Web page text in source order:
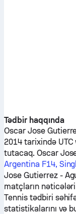
Tədbir haqqında
Oscar Jose
2014 tarixində UTC
tutacaq. Oscar
Argentina F14,
Jose Gutierrez-
matçların
Tennis tədbiri
statistikalarını və